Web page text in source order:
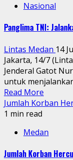
Nasional
Panglima TNI:
Lintas Medan 14
Jakarta, 14/7
Jenderal Gatot
untuk
Read More
Jumlah Korban
1 min read
Medan
Jumlah Korban